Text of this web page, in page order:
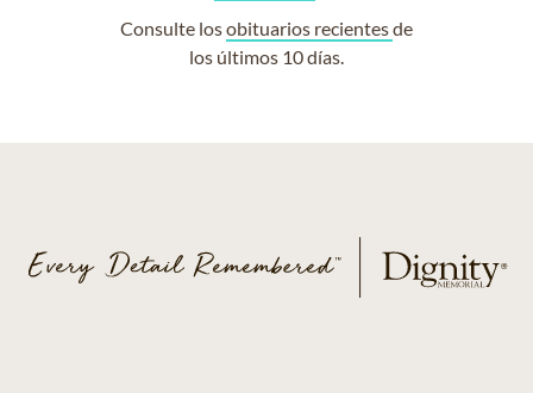
Consulte losobituarios recientesde
los últimos 10 días.